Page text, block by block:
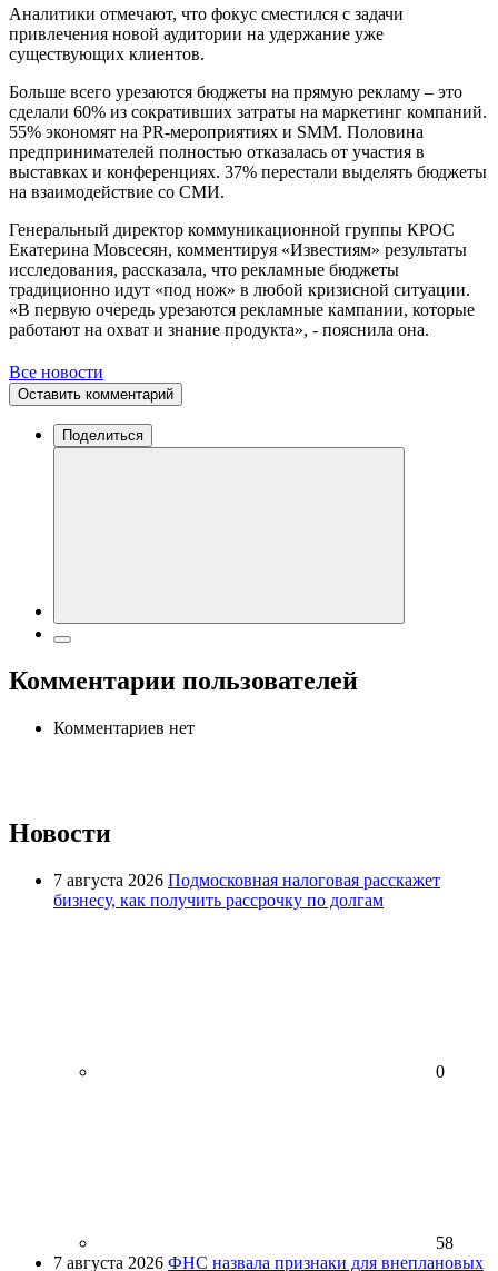
Аналитики отмечают, что фокус сместился с задачи
привлечения новой аудитории на удержание уже
существующих клиентов.
Больше всего урезаются бюджеты на прямую рекламу – это
сделали 60% из сокративших затраты на маркетинг компаний.
55% экономят на PR-мероприятиях и SMM. Половина
предпринимателей полностью отказалась от участия в
выставках и конференциях. 37% перестали выделять бюджеты
на взаимодействие со СМИ.
Генеральный директор коммуникационной группы КРОС
Екатерина Мовсесян, комментируя «Известиям» результаты
исследования, рассказала, что рекламные бюджеты
традиционно идут «под нож» в любой кризисной ситуации.
«В первую очередь урезаются рекламные кампании, которые
работают на охват и знание продукта», - пояснила она.
Все новости
Оставить комментарий
Поделиться
Комментарии пользователей
Комментариев нет
Новости
7 августа 2026 Подмосковная налоговая расскажет
бизнесу, как получить рассрочку по долгам
0
58
7 августа 2026 ФНС назвала признаки для внеплановых